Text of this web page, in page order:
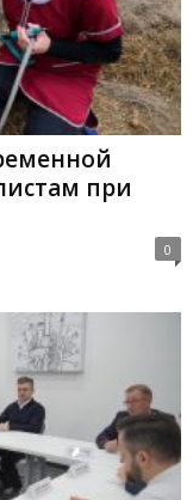
при
0